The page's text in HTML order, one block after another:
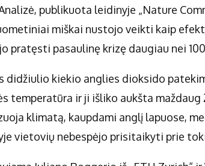
publikuota leidinyje „Nature
miškai nustojo veikti kaip
pratęsti pasaulinę krizę daugiau nei
didžiulio kiekio anglies dioksido
temperatūra ir ji išliko aukšta
klimatą, kaupdami anglį lapuose,
vietovių nebespėjo prisitaikyti prie